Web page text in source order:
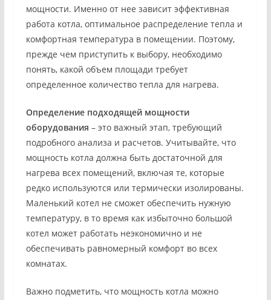
мощности. Именно от нее зависит эффективная
работа котла, оптимальное распределение тепла и
комфортная температура в помещении. Поэтому,
прежде чем приступить к выбору, необходимо
понять, какой объем площади требует
определенное количество тепла для нагрева.
Определение подходящей мощности
оборудования – это важный этап, требующий
подробного анализа и расчетов. Учитывайте, что
мощность котла должна быть достаточной для
нагрева всех помещений, включая те, которые
редко используются или термически изолированы.
Маленький котел не сможет обеспечить нужную
температуру, в то время как избыточно большой
котел может работать неэкономично и не
обеспечивать равномерный комфорт во всех
комнатах.
Важно подметить, что мощность котла можно